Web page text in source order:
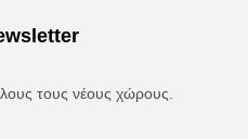
τους νέους χώρους.